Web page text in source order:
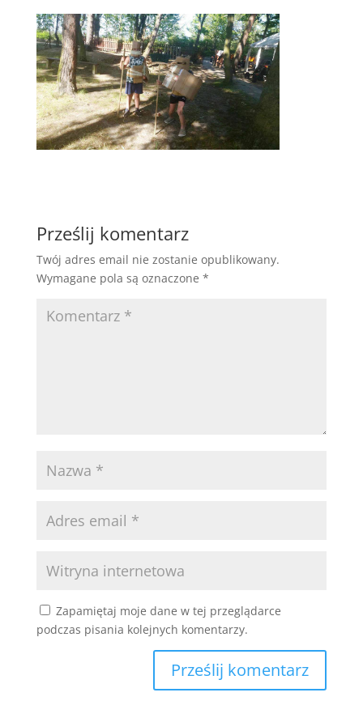
Prześlij komentarz
Twój adres email nie zostanie opublikowany.
Wymagane pola są oznaczone *
Zapamiętaj moje dane w tej przeglądarce
podczas pisania kolejnych komentarzy.